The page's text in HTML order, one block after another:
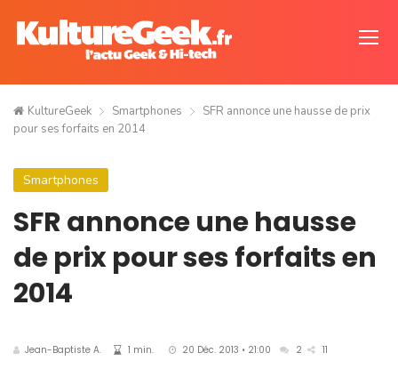
KultureGeek Smartphones
SFR annonce une hausse de prix
pour ses forfaits en 2014
Smartphones
SFR annonce une hausse
de prix pour ses forfaits en
2014
Jean-Baptiste A. 1 min. 20 Déc. 2013 • 21:00 2 11